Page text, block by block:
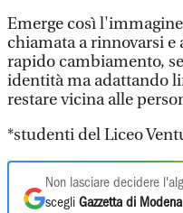
Emerge così
chiamata a rinnovarsi e
rapido cambiamento,
identità ma adattando
restare vicina alle
*studenti del Liceo
Non lasciare decidere
scegli Gazzetta di Modena